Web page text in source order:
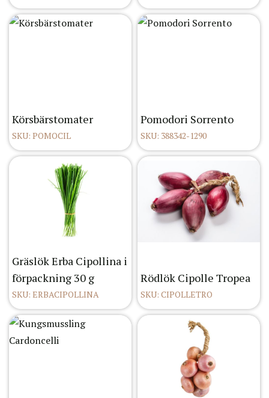
Körsbärstomater
SKU: POMOCIL
Pomodori Sorrento
SKU: 388342-1290
Gräslök Erba Cipollina i
förpackning 30 g
SKU: ERBACIPOLLINA
Rödlök Cipolle Tropea
SKU: CIPOLLETRO